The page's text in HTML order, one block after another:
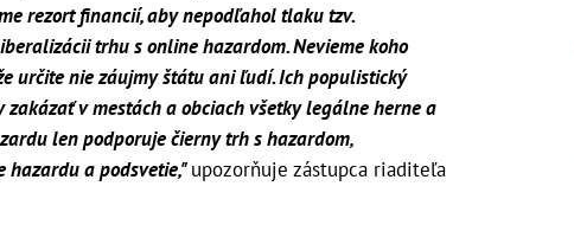
rezort financií, aby nepodľahol tlaku tzv.
trhu s online hazardom. Nevieme koho
určite nie záujmy štátu ani ľudí. Ich populistický
v mestách a obciach všetky legálne herne a
len podporuje čierny trh s hazardom,
a podsvetie,"upozorňuje zástupca riaditeľa